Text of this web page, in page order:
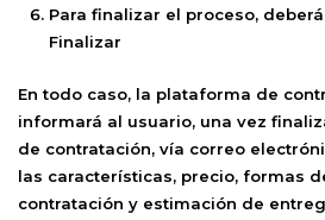
Para finalizar el proceso,
Finalizar
En todo caso, la plataforma de
informará al usuario, una vez
de contratación, vía correo
las características, precio, formas
contratación y estimación de